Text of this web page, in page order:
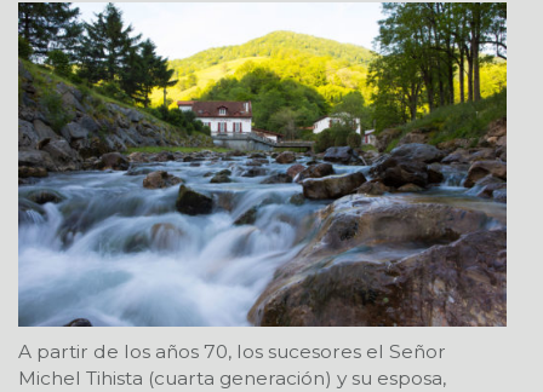
A partir de los años 70, los sucesores el Señor
Michel Tihista (cuarta generación) y su esposa,